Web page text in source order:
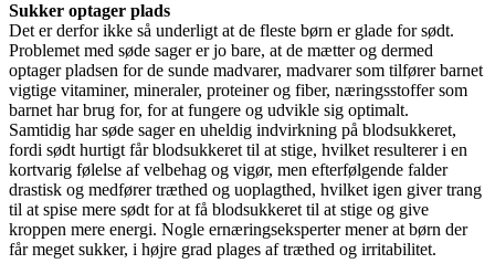
Sukker optager plads
Det er derfor ikke så underligt at de fleste børn er glade for sødt.
Problemet med søde sager er jo bare, at de mætter og dermed
optager pladsen for de sunde madvarer, madvarer som tilfører barnet
vigtige vitaminer, mineraler, proteiner og fiber, næringsstoffer som
barnet har brug for, for at fungere og udvikle sig optimalt.
Samtidig har søde sager en uheldig indvirkning på blodsukkeret,
fordi sødt hurtigt får blodsukkeret til at stige, hvilket resulterer i en
kortvarig følelse af velbehag og vigør, men efterfølgende falder
drastisk og medfører træthed og uoplagthed, hvilket igen giver trang
til at spise mere sødt for at få blodsukkeret til at stige og give
kroppen mere energi. Nogle ernæringseksperter mener at børn der
får meget sukker, i højre grad plages af træthed og irritabilitet.